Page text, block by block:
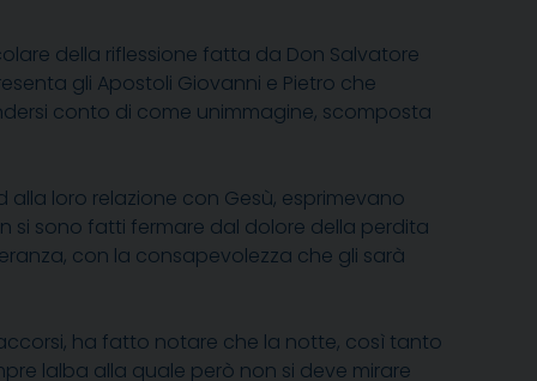
della riflessione fatta da Don Salvatore
gli Apostoli Giovanni e Pietro che
conto di come unimmagine, scomposta
loro relazione con Gesù, esprimevano
si sono fatti fermare dal dolore della perdita
con la consapevolezza che gli sarà
ha fatto notare che la notte, così tanto
lalba alla quale però non si deve mirare